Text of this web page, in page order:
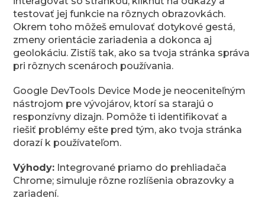
testovať jej funkcie na rôznych obrazovkách.
Okrem toho môžeš emulovať dotykové gestá,
zmeny orientácie zariadenia a dokonca aj
geolokáciu. Zistíš tak, ako sa tvoja stránka správa
pri rôznych scenároch používania.
Google DevTools Device Mode je neoceniteľným
nástrojom pre vývojárov, ktorí sa starajú o
responzívny dizajn. Pomôže ti identifikovať a
riešiť problémy ešte pred tým, ako tvoja stránka
dorazí k používateľom.
Výhody: Integrované priamo do prehliadača
Chrome; simuluje rôzne rozlíšenia obrazovky a
zariadení.